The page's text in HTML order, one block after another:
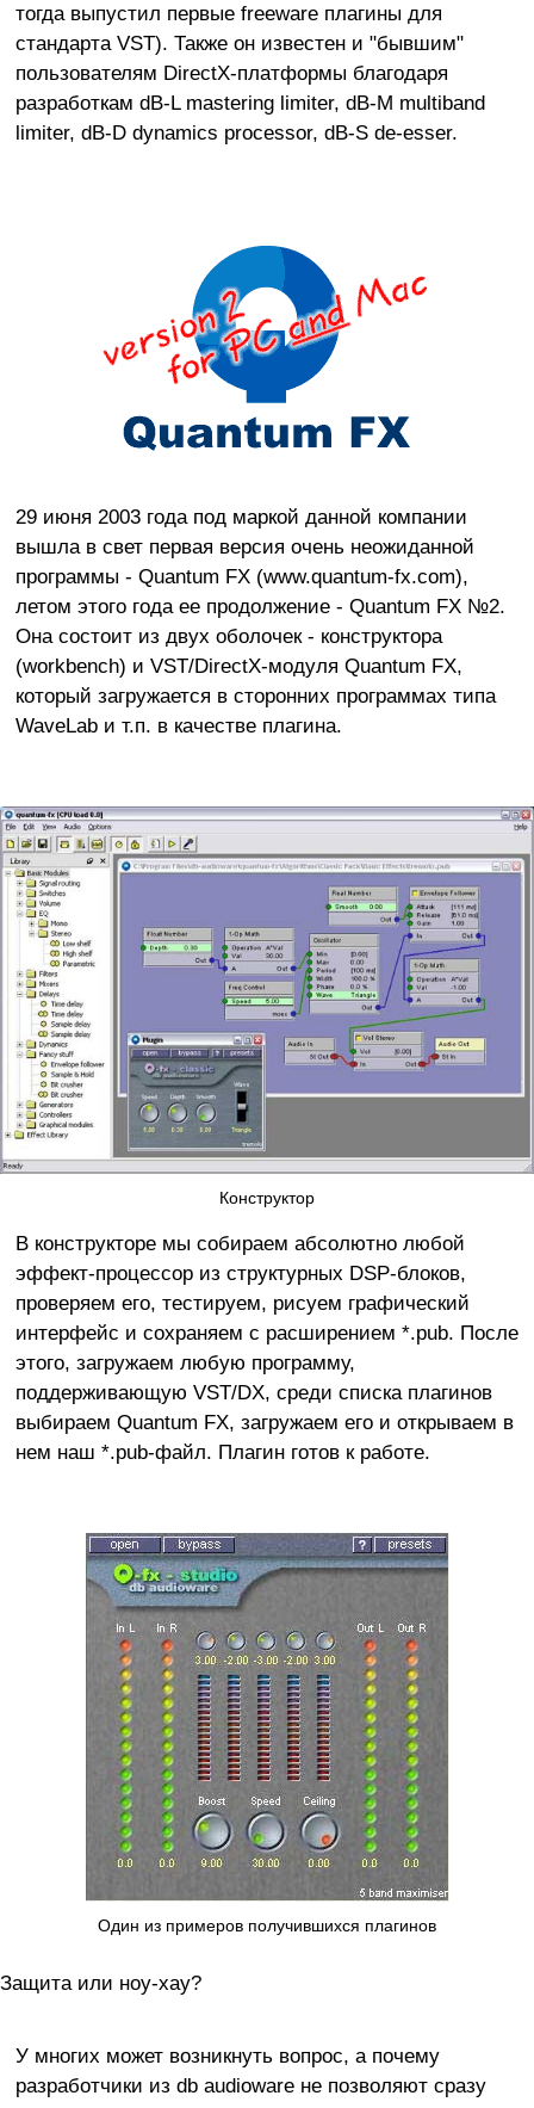
тогда выпустил первые freeware плагины для
стандарта VST). Также он известен и "бывшим"
пользователям DirectX-платформы благодаря
разработкам dB-L mastering limiter, dB-M multiband
limiter, dB-D dynamics processor, dB-S de-esser.
29 июня 2003 года под маркой данной компании
вышла в свет первая версия очень неожиданной
программы - Quantum FX (www.quantum-fx.com),
летом этого года ее продолжение - Quantum FX №2.
Она состоит из двух оболочек - конструктора
(workbench) и VST/DirectX-модуля Quantum FX,
который загружается в сторонних программах типа
WaveLab и т.п. в качестве плагина.
Конструктор
В конструкторе мы собираем абсолютно любой
эффект-процессор из структурных DSP-блоков,
проверяем его, тестируем, рисуем графический
интерфейс и сохраняем с расширением *.pub. После
этого, загружаем любую программу,
поддерживающую VST/DX, среди списка плагинов
выбираем Quantum FX, загружаем его и открываем в
нем наш *.pub-файл. Плагин готов к работе.
Один из примеров получившихся плагинов
Защита или ноу-хау?
У многих может возникнуть вопрос, а почему
разработчики из db audioware не позволяют сразу